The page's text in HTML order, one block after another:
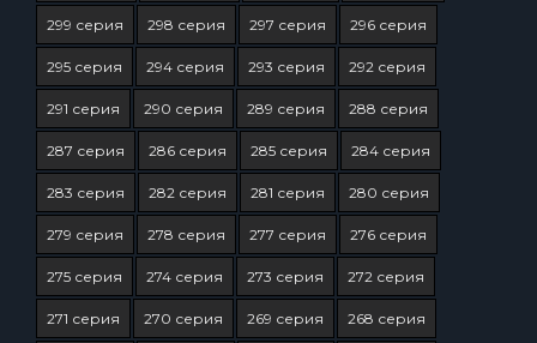
299 серия 298 серия 297 серия 296 серия
295 серия 294 серия 293 серия 292 серия
291 серия 290 серия 289 серия 288 серия
287 серия 286 серия 285 серия 284 серия
283 серия 282 серия 281 серия 280 серия
279 серия 278 серия 277 серия 276 серия
275 серия 274 серия 273 серия 272 серия
271 серия 270 серия 269 серия 268 серия